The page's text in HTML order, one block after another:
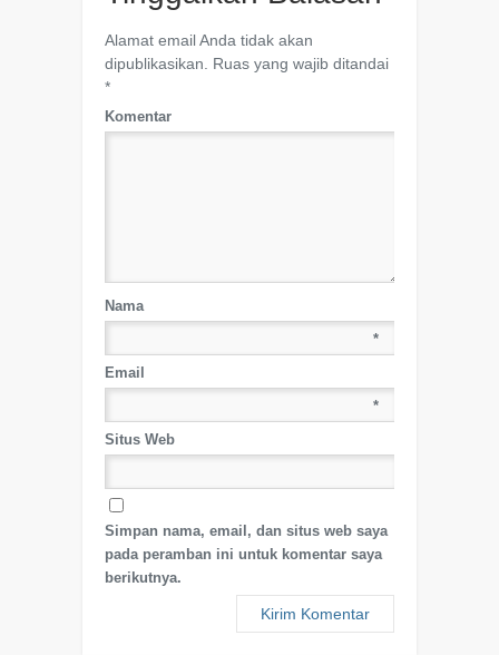
Alamat email Anda tidak akan
dipublikasikan.
Ruas yang wajib ditandai
*
Komentar
Nama
*
Email
*
Situs Web
Simpan nama, email, dan situs web saya
pada peramban ini untuk komentar saya
berikutnya.